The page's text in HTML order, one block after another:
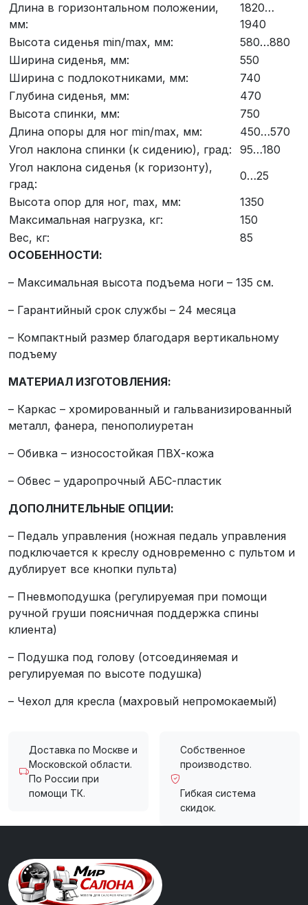
Длина в горизонтальном положении,
мм:
1820…
1940
Высота сиденья min/max, мм:
580…880
Ширина сиденья, мм:
550
Ширина с подлокотниками, мм:
740
Глубина сиденья, мм:
470
Высота спинки, мм:
750
Длина опоры для ног min/max, мм:
450…570
Угол наклона спинки (к сидению), град:
95…180
Угол наклона сиденья (к горизонту),
град:
0…25
Высота опор для ног, max, мм:
1350
Максимальная нагрузка, кг:
150
Вес, кг:
85
ОСОБЕННОСТИ:
– Максимальная высота подъема ноги – 135 см.
– Гарантийный срок службы – 24 месяца
– Компактный размер благодаря вертикальному
подъему
МАТЕРИАЛ ИЗГОТОВЛЕНИЯ:
– Каркас – хромированный и гальванизированный
металл, фанера, пенополиуретан
– Обивка – износостойкая ПВХ-кожа
– Обвес – ударопрочный АБС-пластик
ДОПОЛНИТЕЛЬНЫЕ ОПЦИИ:
– Педаль управления (ножная педаль управления
подключается к креслу одновременно с пультом и
дублирует все кнопки пульта)
– Пневмоподушка (регулируемая при помощи
ручной груши поясничная поддержка спины
клиента)
– Подушка под голову (отсоединяемая и
регулируемая по высоте подушка)
– Чехол для кресла (махровый непромокаемый)
Доставка по Москве и
Московской области.
По России при
помощи ТК.
Собственное
производство.
Гибкая система
скидок.